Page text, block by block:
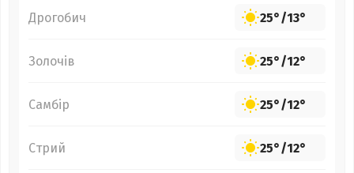
Дрогобич 25°/13°
Золочів 25°/12°
Самбір 25°/12°
Стрий 25°/12°